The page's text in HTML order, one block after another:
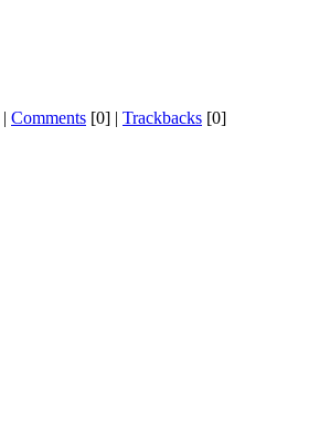
| Comments [0] | Trackbacks [0]